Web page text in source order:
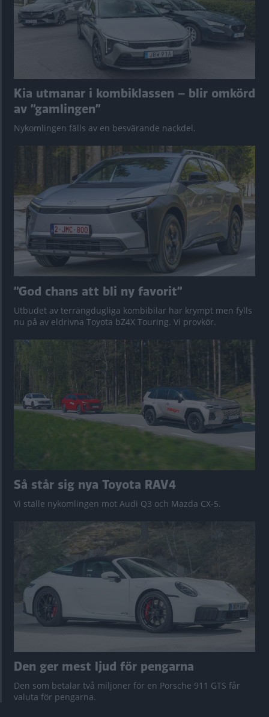
Kia utmanar i kombiklassen – blir omkörd
av ”gamlingen”
Nykomlingen fälls av en besvärande nackdel.
”God chans att bli ny favorit”
Utbudet av terrängdugliga kombibilar har krympt men fylls
nu på av eldrivna Toyota bZ4X Touring. Vi provkör.
Så står sig nya Toyota RAV4
Vi ställe nykomlingen mot Audi Q3 och Mazda CX-5.
Den ger mest ljud för pengarna
Den som betalar två miljoner för en Porsche 911 GTS får
valuta för pengarna.